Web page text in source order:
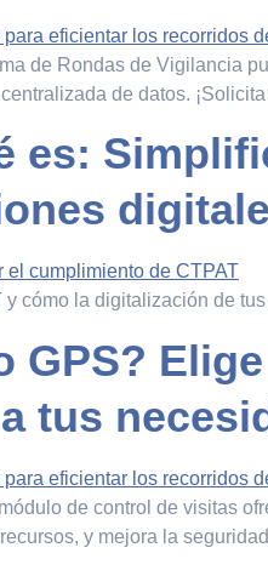
de Rondas de Vigilancia
de datos.
es:
y cómo la digitalización de
GPS?
tus
de control de visitas
y mejora la